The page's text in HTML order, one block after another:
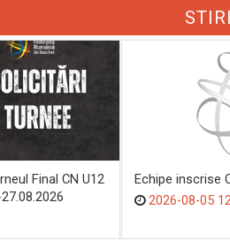
Final CN U12
Echipe inscrise
2026-08-05